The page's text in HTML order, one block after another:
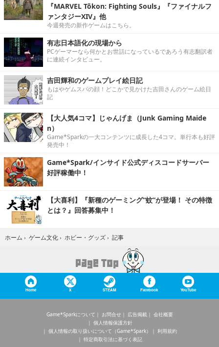
『MARVEL Tōkon: Fighting Souls』『ファイナルフ
ァンタジーXIV』他
今週発売の新作ゲームはこちら。
有志日本語化の現場から
PCゲーマーなら何かとお世話になっているであろう有志翻訳者
に連続インタビュー。
吉田輝和のゲームプレイ絵日記
もはやゲムスパの顔！どこかで見かけた吉田さんのゲーム絵日
記
【大人気4コマ】じゃんげま（Junk Gaming Maide
n）
Game*Sparkの一大コンテンツに成長した4コマ。単行本も好評
発売中！
Game*Spark/インサイド公式ディスコードサーバー
好評稼働中！
【大喜利】『新種のゲーミング“蚊”が登場！ その特徴
とは？』回答募集中！
ホーム › ゲーム文化 › ホビー・グッズ › 記事
Home X STEAM Facebook YouTube
Game*Sparkについて お問合せ 広告掲載
会社概要
個人情報保護方針
個人情報の取り扱いについて（Game*Spark）
利用規約
特定商取引法に基づく表記